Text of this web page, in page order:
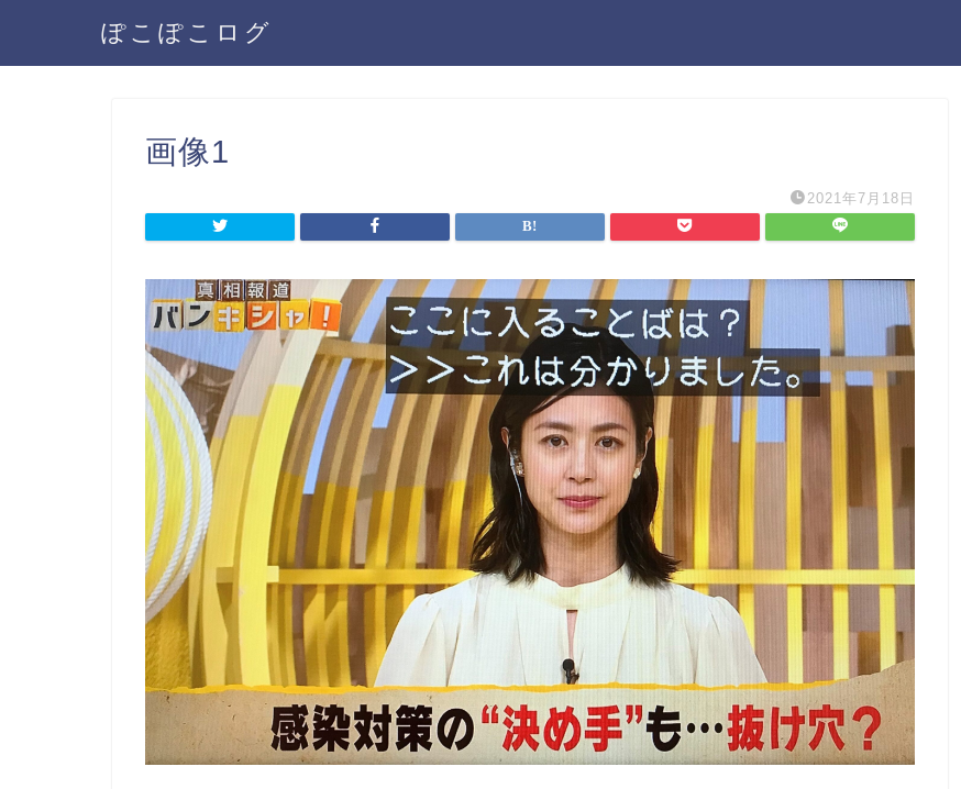
ぽこぽこログ
画像1
2021年7月18日